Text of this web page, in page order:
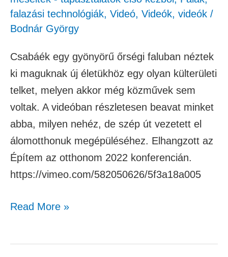
falazási technológiák, Videó, Videók, videók /
Bodnár György
Csabáék egy gyönyörű őrségi faluban néztek
ki maguknak új életükhöz egy olyan külterületi
telket, melyen akkor még közművek sem
voltak. A videóban részletesen beavat minket
abba, milyen nehéz, de szép út vezetett el
álomotthonuk megépüléséhez. Elhangzott az
Építem az otthonom 2022 konferencián.
https://vimeo.com/582050626/5f3a18a005
Read More »